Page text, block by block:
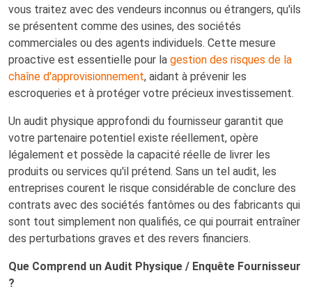
vous traitez avec des vendeurs inconnus ou étrangers, qu'ils
se présentent comme des usines, des sociétés
commerciales ou des agents individuels. Cette mesure
proactive est essentielle pour la gestion des risques de la
chaîne d'approvisionnement, aidant à prévenir les
escroqueries et à protéger votre précieux investissement.
Un audit physique approfondi du fournisseur garantit que
votre partenaire potentiel existe réellement, opère
légalement et possède la capacité réelle de livrer les
produits ou services qu'il prétend. Sans un tel audit, les
entreprises courent le risque considérable de conclure des
contrats avec des sociétés fantômes ou des fabricants qui
sont tout simplement non qualifiés, ce qui pourrait entraîner
des perturbations graves et des revers financiers.
Que Comprend un Audit Physique / Enquête Fournisseur
?